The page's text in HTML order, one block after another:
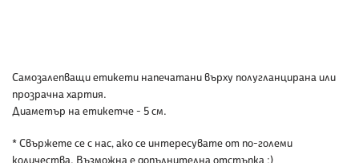
Добавяне
на
продукт
количката
Самозалепващи етикети напечатани върху полугланцирана или
прозрачна хартия.
Диаметър на етикетче - 5 см.
* Свържете се с нас, ако се интересувате от по-големи